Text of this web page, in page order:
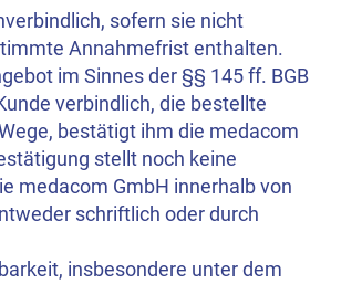
sofern sie nicht
Annahmefrist enthalten.
im Sinnes der §§ 145 ff. BGB
verbindlich, die bestellte
bestätigt ihm die medacom
stellt noch keine
medacom GmbH innerhalb von
schriftlich oder durch
insbesondere unter dem